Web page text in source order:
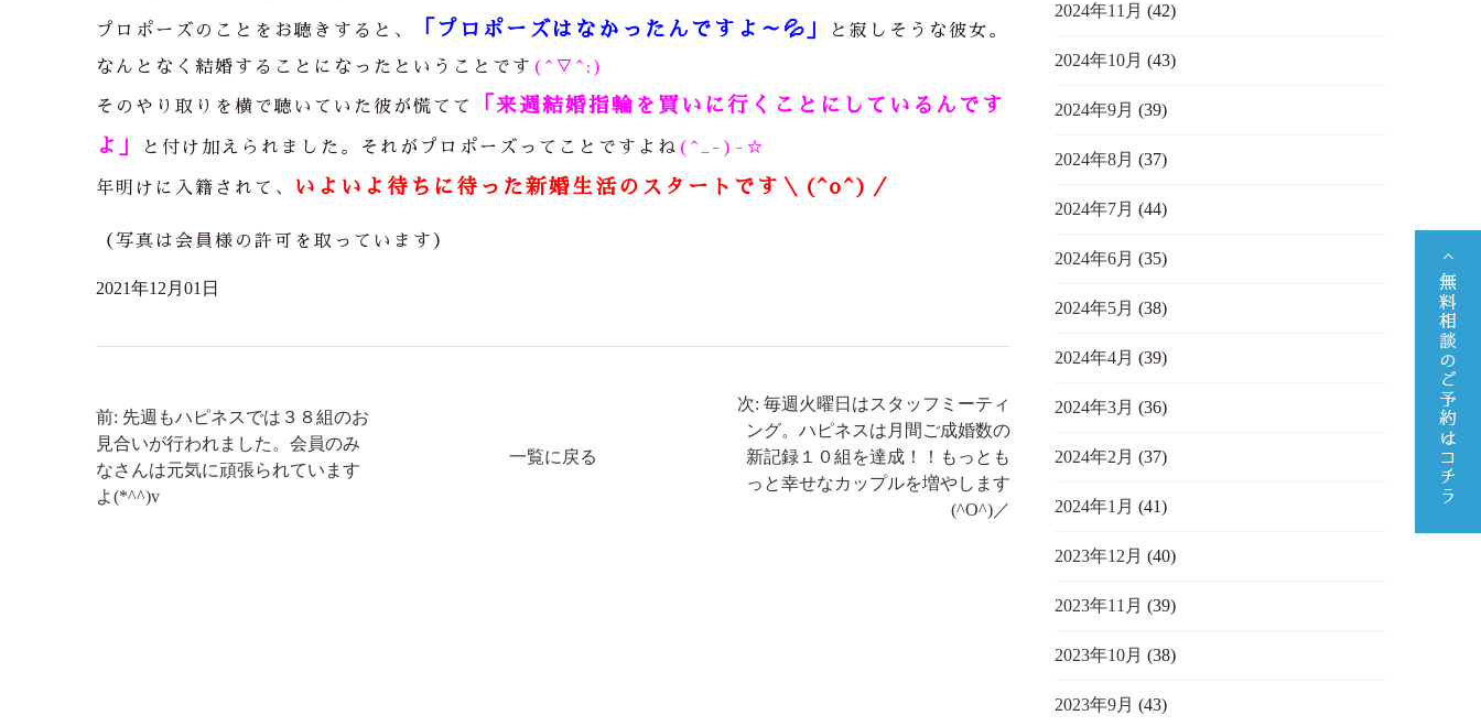
プロポーズのことをお聴きすると、 「プロポーズはなかったんですよ～ 💦 」 と寂しそうな彼女。
なんとなく結婚することになったということです (^▽^;)
そのやり取りを横で聴いていた彼が慌てて
「来週結婚指輪を買いに行くことにしているんです
よ」
と付け加えられました。それがプロポーズってことですよね (^_-)-☆
年明けに入籍されて、 いよいよ待ちに待った新婚生活のスタートです＼(^o^)／
（写真は会員様の許可を取っています）
2021年12月01日
前: 先週もハピネスでは３８組のお
見合いが行われました。会員のみ
なさんは元気に頑張られています
よ(*^^)v
一覧に戻る
次: 毎週火曜日はスタッフミーティ
ング。ハピネスは月間ご成婚数の
新記録１０組を達成！！もっとも
っと幸せなカップルを増やします
(^O^)／
2024年11月 (42)
2024年10月 (43)
2024年9月 (39)
2024年8月 (37)
2024年7月 (44)
2024年6月 (35)
2024年5月 (38)
2024年4月 (39)
2024年3月 (36)
2024年2月 (37)
2024年1月 (41)
2023年12月 (40)
2023年11月 (39)
2023年10月 (38)
2023年9月 (43)